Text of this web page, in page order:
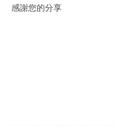
感謝您的分享